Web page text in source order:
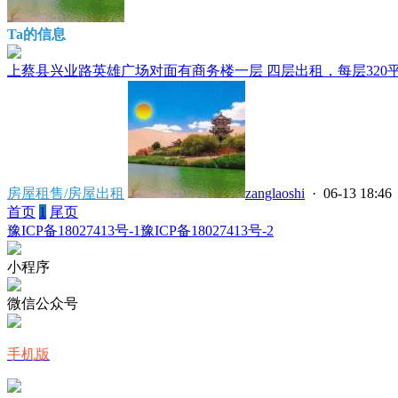
Ta的信息
上蔡县兴业路英雄广场对面有商务楼一层 四层出租，每层320
房屋租售/房屋出租 zanglaoshi · 06-13 18:46
首页 1 尾页
豫ICP备18027413号-1豫ICP备18027413号-2
小程序
微信公众号
手机版